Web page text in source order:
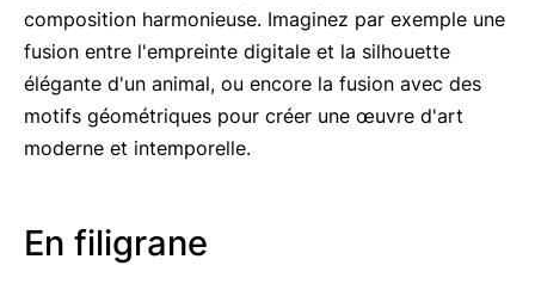
composition harmonieuse. Imaginez par exemple une
fusion entre l'empreinte digitale et la silhouette
élégante d'un animal, ou encore la fusion avec des
motifs géométriques pour créer une œuvre d'art
moderne et intemporelle.
En filigrane